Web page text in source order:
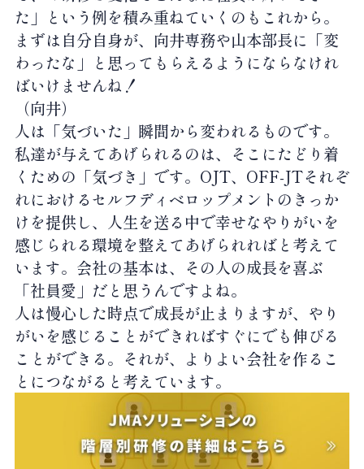
た」という例を積み重ねていくのもこれから。
まずは自分自身が、向井専務や山本部長に「変
わったな」と思ってもらえるようにならなけれ
ばいけませんね！
（向井）
人は「気づいた」瞬間から変われるものです。
私達が与えてあげられるのは、そこにたどり着
くための「気づき」です。OJT、OFF-JTそれぞ
れにおけるセルフディベロップメントのきっか
けを提供し、人生を送る中で幸せなやりがいを
感じられる環境を整えてあげられればと考えて
います。会社の基本は、その人の成長を喜ぶ
「社員愛」だと思うんですよね。
人は慢心した時点で成長が止まりますが、やり
がいを感じることができればすぐにでも伸びる
ことができる。それが、よりよい会社を作るこ
とにつながると考えています。